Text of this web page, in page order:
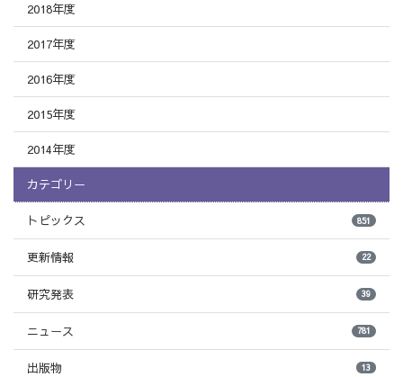
2018年度
2017年度
2016年度
2015年度
2014年度
カテゴリー
トピックス 851
更新情報 22
研究発表 39
ニュース 781
出版物 13